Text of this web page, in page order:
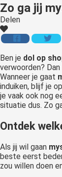
Zo ga jij
Delen
Ben je dol op
verwoorden? Dan
Wanneer je gaat
induiken, blijf je
je vaak ook nog
situatie dus. Zo
Ontdek
Als jij wil gaan
beste eerst
zou willen doen